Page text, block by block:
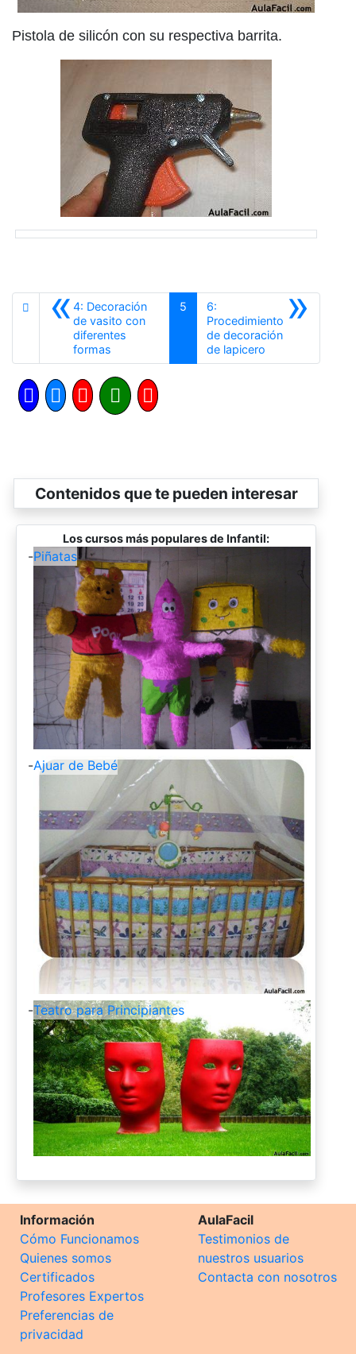
Pistola de silicón con su respectiva barrita.
«4: Decoración
de vasito con
diferentes
formas
5 »
6:
Procedimiento
de decoración
de lapiceroSiguiente
Contenidos que te pueden interesar
Los cursos más populares de Infantil:
-Piñatas
-Ajuar de Bebé
-Teatro para Principiantes
Información
Cómo Funcionamos
Quienes somos
Certificados
Profesores Expertos
Preferencias de
privacidad
AulaFacil
Testimonios de
nuestros usuarios
Contacta con nosotros